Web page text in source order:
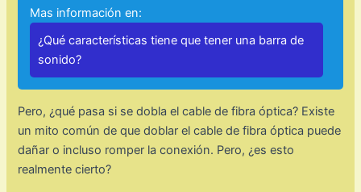
Mas información en:
¿Qué características tiene que tener una barra de
sonido?
Pero, ¿qué pasa si se dobla el cable de fibra óptica? Existe
un mito común de que doblar el cable de fibra óptica puede
dañar o incluso romper la conexión. Pero, ¿es esto
realmente cierto?